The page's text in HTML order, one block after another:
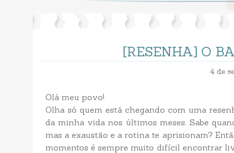
[RESENHA] O
4 de
Olá meu povo!
Olha só quem está chegando com uma
da minha vida nos últimos meses. Sabe
mas a exaustão e a rotina te aprisionam?
momentos é sempre muito difícil encontrar